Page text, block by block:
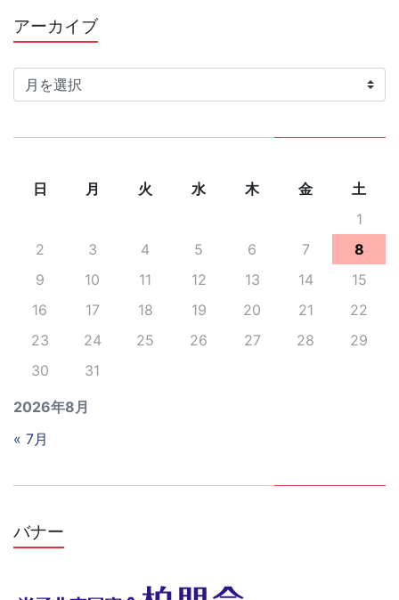
アーカイブア
ー
カ
2026年8月
日 月 火 水 木 金
土
1
2
3 4 5 6 7
8
9
10 11 12 13 14
15
16
17 18 19 20 21
22
23
24 25 26 27 28
29
30
31
« 7月
バナー